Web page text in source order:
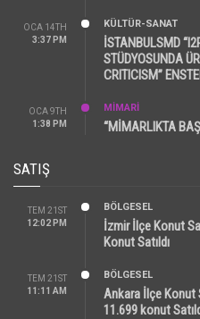
OCA 14TH
3:37 PM
KÜLTÜR-SANAT
İSTANBULSMD
STÜDYOSUNDA
CRITICISM”
OCA 9TH
1:38 PM
MİMARİ
“MİMARLIKTA
SATIŞ
TEM 21ST
12:02 PM
BÖLGESEL
İzmir İlçe Konut
Konut Satıldı
TEM 21ST
11:11 AM
BÖLGESEL
Ankara İlçe Konut
11.699 konut